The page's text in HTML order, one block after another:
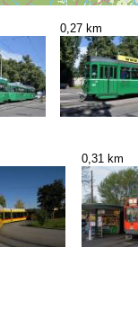
0,27 km
0,31 km